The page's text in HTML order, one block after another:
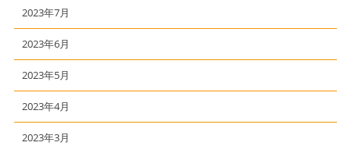
2023年7月
2023年6月
2023年5月
2023年4月
2023年3月